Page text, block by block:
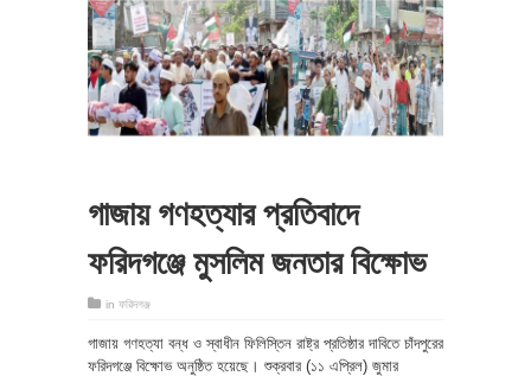
গাজায় গণহত্যার প্রতিবাদে
ফরিদগঞ্জে মুসলিম জনতার বিক্ষোভ
in ফরিদগঞ্জ
গাজায় গণহত্যা বন্ধ ও স্বাধীন ফিলিস্তিন রাষ্ট্র প্রতিষ্ঠার দাবিতে চাঁদপুরের
ফরিদগঞ্জে বিক্ষোভ অনুষ্ঠিত হয়েছে। শুক্রবার (১১ এপ্রিল) জুমার